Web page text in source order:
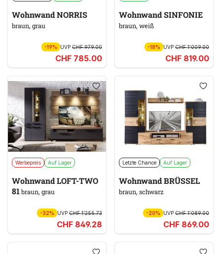
Wohnwand NORRIS
braun, grau
-19% UVP CHF 979.00
CHF 785.00
Wohnwand SINFONIE
braun, weiß
-18% UVPCHF 1’009.00
CHF 819.00
Werbepreis Auf Lager
Wohnwand LOFT-TWO
81braun, grau
-32% UVP CHF 1’255.73
CHF 849.28
Letzte Chance Auf Lager
Wohnwand BRÜSSEL
braun, schwarz
-20% UVPCHF 1’089.00
CHF 869.00